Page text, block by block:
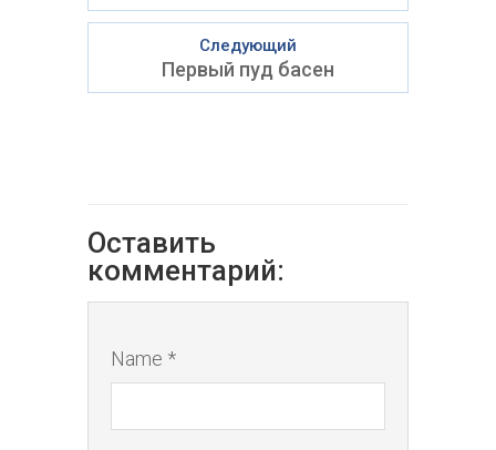
Следующий
Первый пуд басен
Оставить
комментарий:
Name *